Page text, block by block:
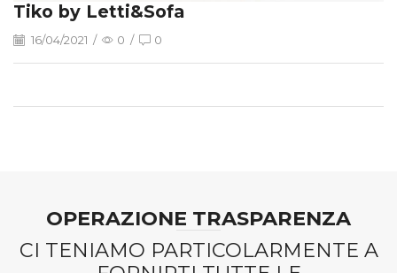
Tiko by Letti&Sofa
16/04/2021 / 0 / 0
OPERAZIONE TRASPARENZA
CI TENIAMO PARTICOLARMENTE A